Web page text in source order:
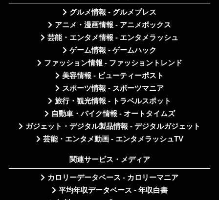
グルメ情報 - グルメプレス
アニメ・漫画情報 - アニメボックス
芸能・エンタメ情報 - エンタメラッシュ
ゲーム情報 - ゲームハック
ファッション情報 - ファッショントレンド
美容情報 - ビューティーポスト
スポーツ情報 - スポーツマニア
旅行・観光情報 - トラベルスポット
自動車・バイク情報 - オートタイムズ
ガジェット・デジタル製品情報 - デジタルガジェット
芸能・エンタメ動画 - エンタメラッシュTV
関連サービス・メディア
カロリーデータベース - カロリーマニア
平均年収データベース - 年収白書